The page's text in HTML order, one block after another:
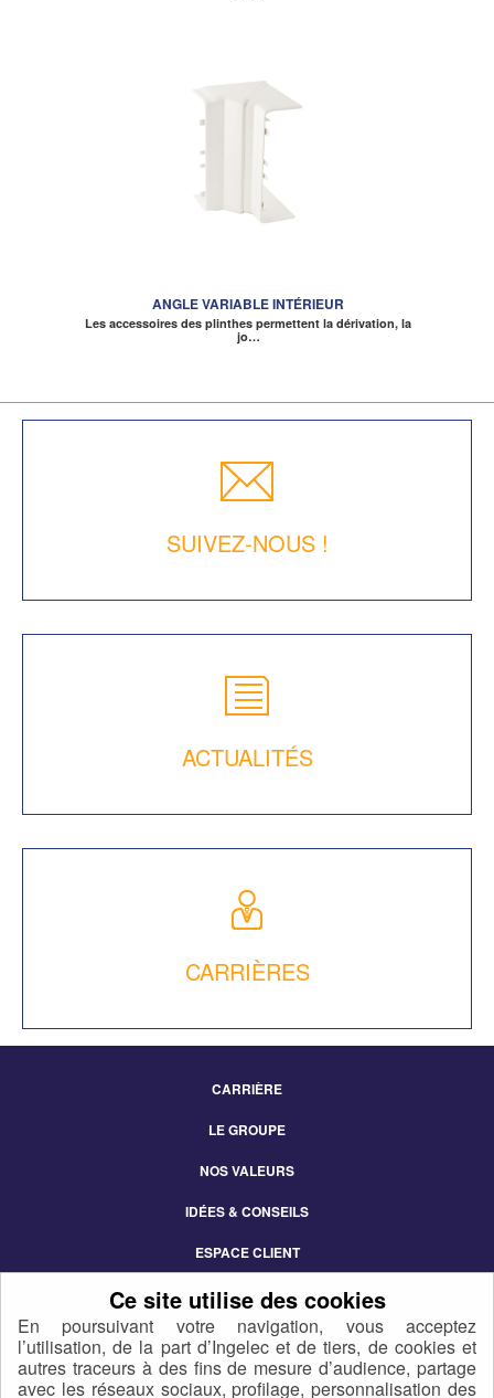
En poursuivant votre navigation, vous acceptez
l’utilisation, de la part d’Ingelec et de tiers, de cookies et
autres traceurs à des fins de mesure d’audience, partage
avec les réseaux sociaux, profilage, personnalisation des
ANGLE VARIABLE INTÉRIEUR
Les accessoires des plinthes permettent la dérivation, la
jo…
SUIVEZ-NOUS !
ACTUALITÉS
CARRIÈRES
CARRIÈRE
LE GROUPE
NOS VALEURS
IDÉES & CONSEILS
ESPACE CLIENT
CONTACT